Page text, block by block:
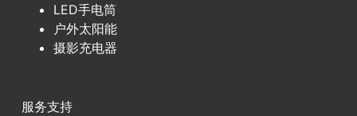
LED手电筒
户外太阳能
摄影充电器
服务支持